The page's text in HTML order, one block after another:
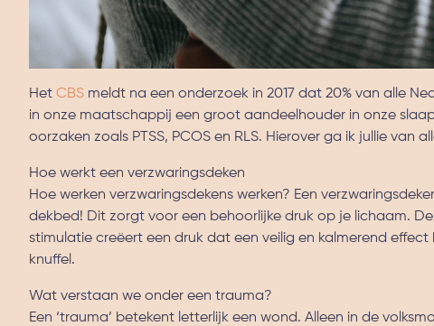
Het CBS meldt na een onderzoek in 2017 dat 20% van alle
in onze maatschappij een groot aandeelhouder in onze
oorzaken zoals PTSS, PCOS en RLS. Hierover ga ik jullie
Hoe werkt een verzwaringsdeken
Hoe werken verzwaringsdekens werken? Een
dekbed! Dit zorgt voor een behoorlijke druk op je lichaam.
stimulatie creëert een druk dat een veilig en kalmerend
knuffel.
Wat verstaan we onder een trauma?
Een ‘trauma’ betekent letterlijk een wond. Alleen in de